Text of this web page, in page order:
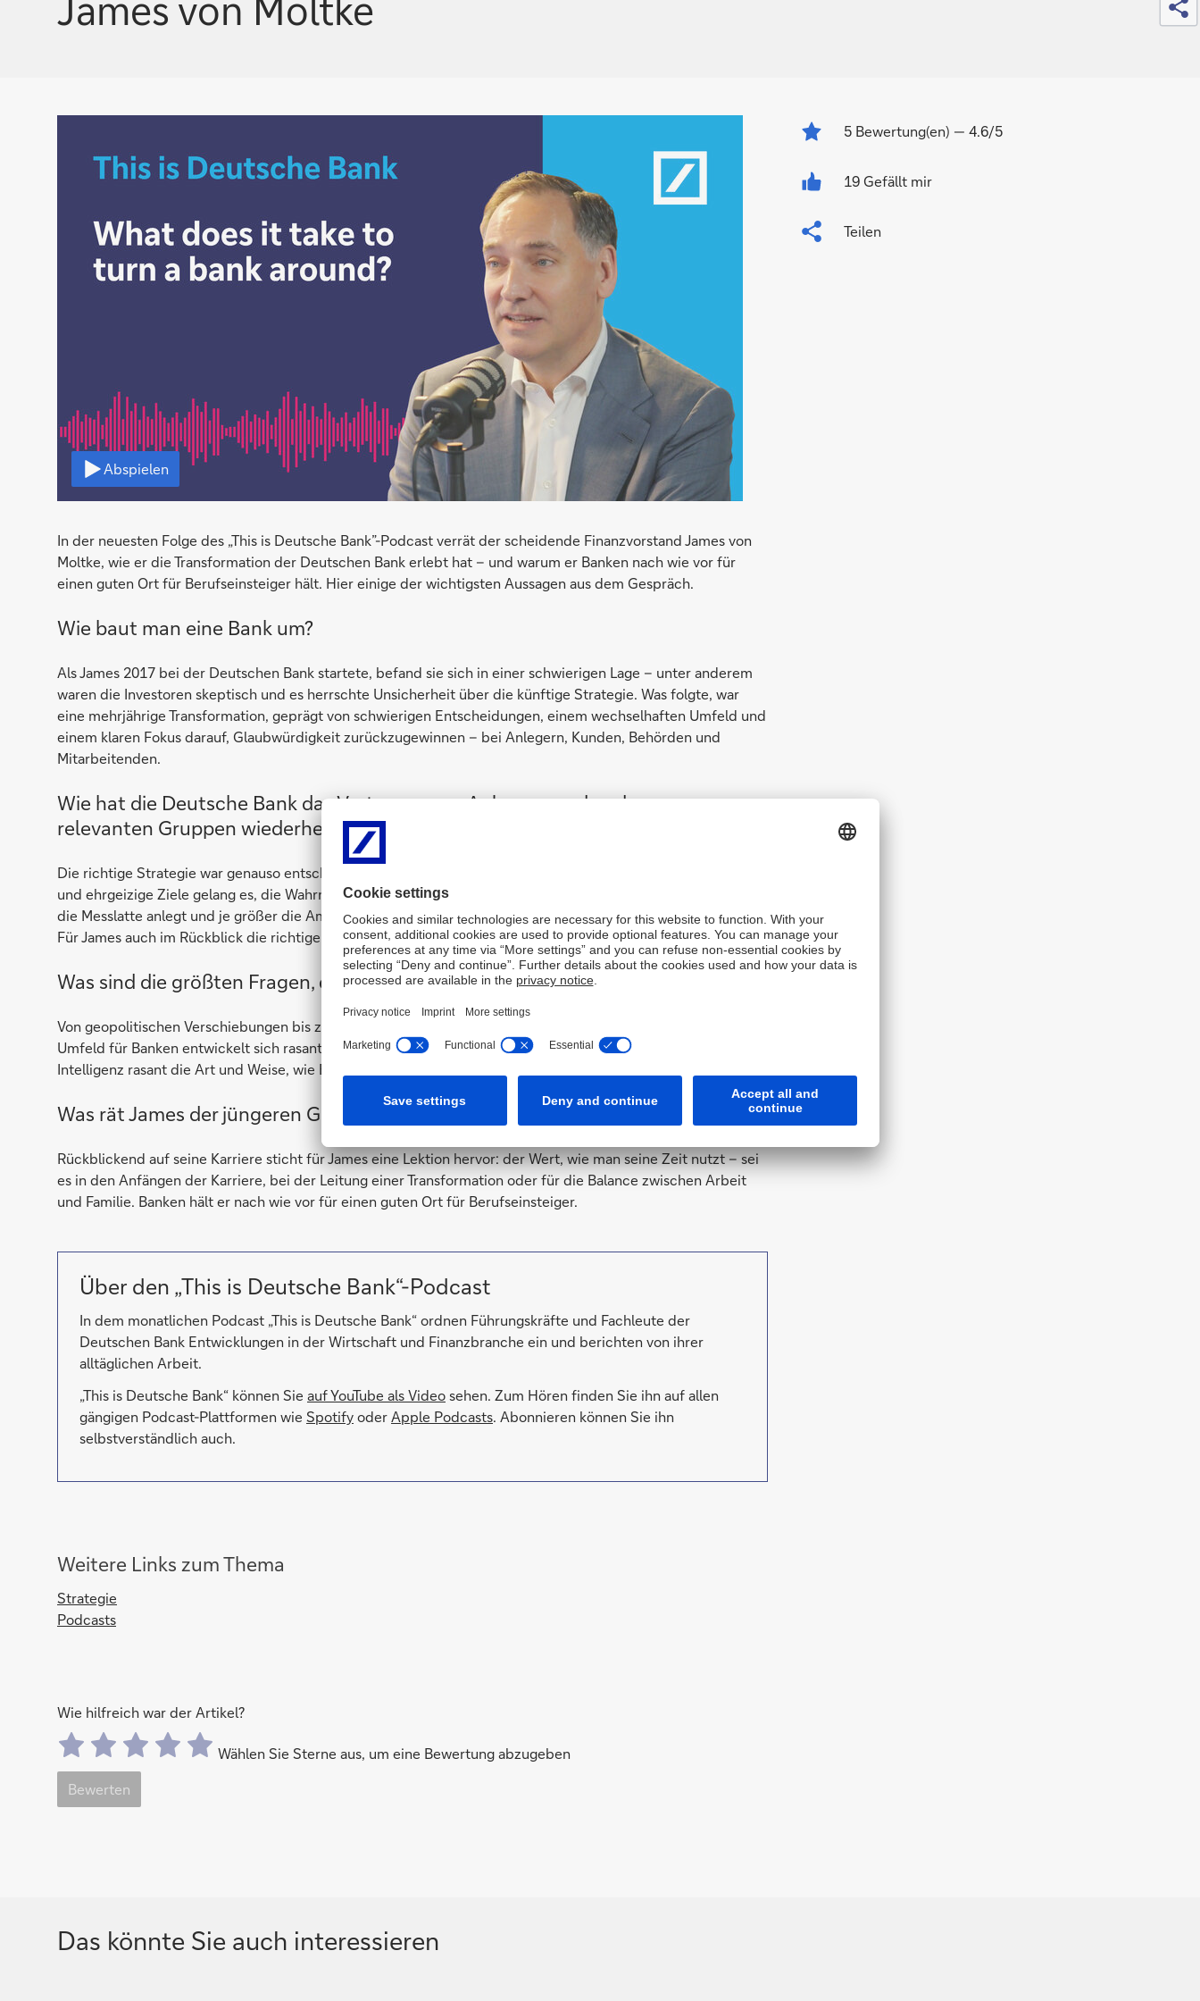
Abspielen
Video
In der neuesten Folge des „This is Deutsche Bank”-Podcast verrät der scheidende Finanzvorstand James von
Moltke, wie er die Transformation der Deutschen Bank erlebt hat – und warum er Banken nach wie vor für
einen guten Ort für Berufseinsteiger hält. Hier einige der wichtigsten Aussagen aus dem Gespräch.
Wie baut man eine Bank um?
Als James 2017 bei der Deutschen Bank startete, befand sie sich in einer schwierigen Lage – unter anderem
waren die Investoren skeptisch und es herrschte Unsicherheit über die künftige Strategie. Was folgte, war
eine mehrjährige Transformation, geprägt von schwierigen Entscheidungen, einem wechselhaften Umfeld und
einem klaren Fokus darauf, Glaubwürdigkeit zurückzugewinnen – bei Anlegern, Kunden, Behörden und
Mitarbeitenden.
Wie hat die Deutsche Bank das Vertrauen von Anlegern und anderen
relevanten Gruppen wiederhergestellt?
Die richtige Strategie war genauso entscheidend wie das Umsetzen. Durch Disziplin, Konsequenz
und ehrgeizige Ziele gelang es, die Wahrnehmung im Laufe der Zeit zu verbessern. Das Kalkül: Je höher man
die Messlatte anlegt und je größer die Ambitionen sind, desto härter arbeiten alle, um dorthin zu gelangen.
Für James auch im Rückblick die richtige Herangehensweise – wie die Geschichte zeigt.
Was sind die größten Fragen, die Banken heute beschäftigen?
Von geopolitischen Verschiebungen bis zum verschärften Wettbewerb zwischen den USA und Europa: Das
Umfeld für Banken entwickelt sich rasant. Gleichzeitig verändern neue Technologien wie künstliche
Intelligenz rasant die Art und Weise, wie Banken operieren und ihre Kunden bedienen.
Was rät James der jüngeren Generation?
Rückblickend auf seine Karriere sticht für James eine Lektion hervor: der Wert, wie man seine Zeit nutzt – sei
es in den Anfängen der Karriere, bei der Leitung einer Transformation oder für die Balance zwischen Arbeit
und Familie. Banken hält er nach wie vor für einen guten Ort für Berufseinsteiger.
Über den „This is Deutsche Bank“-Podcast
In dem monatlichen Podcast „This is Deutsche Bank“ ordnen Führungskräfte und Fachleute der
Deutschen Bank Entwicklungen in der Wirtschaft und Finanzbranche ein und berichten von ihrer
alltäglichen Arbeit.
„This is Deutsche Bank“ können Sie auf YouTube als Videosehen. Zum Hören finden Sie ihn auf allen
gängigen Podcast-Plattformen wie SpotifyoderApple Podcasts. Abonnieren können Sie ihn
selbstverständlich auch.
Weitere Links zum Thema
Strategie
Podcasts
Wie hilfreich war der Artikel?
Wählen Sie Sterne aus, um eine Bewertung abzugeben
Bewerten
5 Bewertung(en) — 4.6/5
19 Gefällt mir
Teilen
Das könnte Sie auch interessieren